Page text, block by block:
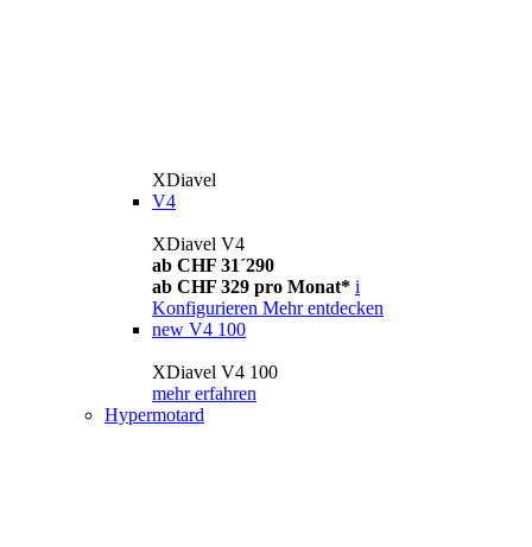
XDiavel
V4
XDiavel V4
ab CHF 31´290
ab CHF 329 pro Monat* i
Konfigurieren Mehr entdecken
new V4 100
XDiavel V4 100
mehr erfahren
Hypermotard